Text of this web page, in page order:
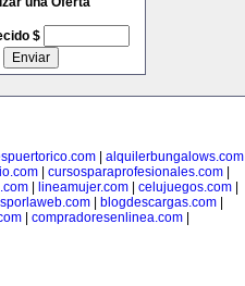
$
alquilerbungalows.com
| cursosparaprofesionales.com|
lineamujer.com celujuegos.com
blogdescargas.com
| compradoresenlinea.com|